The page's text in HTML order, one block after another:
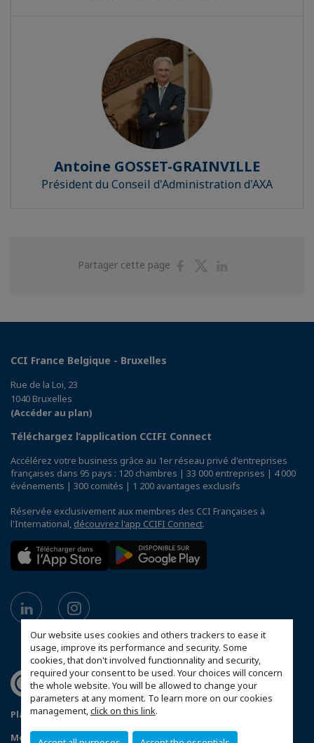
Our website uses cookies and others trackers to ease it
usage, improve its performance and security. Some
cookies, that don't involved functionnality and security,
required your consent to be used. Your choices will concern
the whole website. You will be allowed to change your
parameters at any moment. To learn more on our cookies
management,click on this link.
Antoine GOSSET-GRAINVILLE
Président du Conseil d'Administration d'AXA
Partager cette page
PartagerPartager
CCI France Belgique - Bruxelles
Rue de la Loi, 23
1040 Bruxelles
(Accéder au plan)
Téléchargez l’application CCIFI Connect
Accélérez votre business grâce au 1er réseau privé d'entreprises
françaises dans 95 pays : 120 chambres | 33 000 entreprises | 4 000
événements | 300 comités | 1 200 avantages exclusifs
Réservée exclusivement aux membres des CCI Françaises à
l'International, découvrez l'app CCIFI Connect.
Plan du site
Conditions générales de vente
Mentions légales
Politique de confidentialité